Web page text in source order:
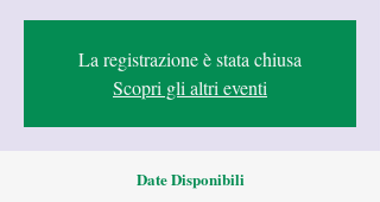
La registrazione è stata chiusa
Scopri gli altri eventi
Date Disponibili